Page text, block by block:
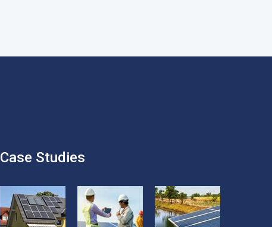
Case Studies